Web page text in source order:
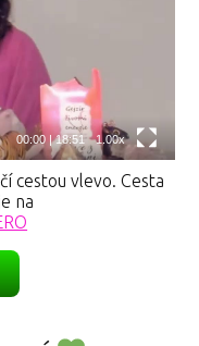
00:00|18:51 1.00x
cestou vlevo. Cesta
na